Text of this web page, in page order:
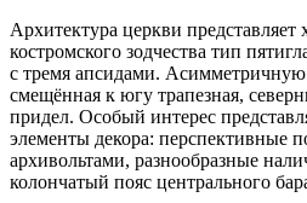
Архитектура церкви представляет
костромского зодчества тип
с тремя апсидами.
смещённая к югу трапезная,
придел. Особый интерес
элементы декора: перспективные
архивольтами, разнообразные
колончатый пояс центрального